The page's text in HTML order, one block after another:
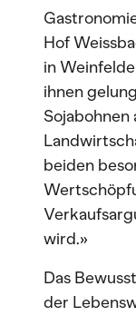
Hof
in
ihnen
Sojabohnen
beiden
wird.»
Das
der